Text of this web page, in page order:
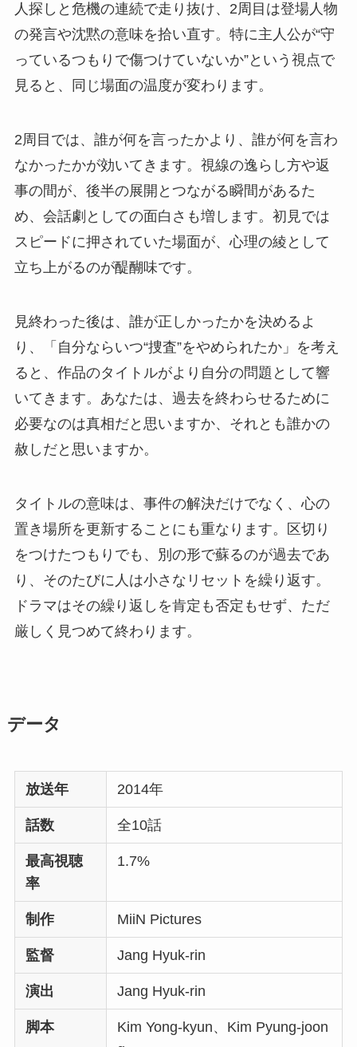
人探しと危機の連続で走り抜け、2周目は登場人物
の発言や沈黙の意味を拾い直す。特に主人公が“守
っているつもりで傷つけていないか”という視点で
見ると、同じ場面の温度が変わります。
2周目では、誰が何を言ったかより、誰が何を言わ
なかったかが効いてきます。視線の逸らし方や返
事の間が、後半の展開とつながる瞬間があるた
め、会話劇としての面白さも増します。初見では
スピードに押されていた場面が、心理の綾として
立ち上がるのが醍醐味です。
見終わった後は、誰が正しかったかを決めるよ
り、「自分ならいつ“捜査”をやめられたか」を考え
ると、作品のタイトルがより自分の問題として響
いてきます。あなたは、過去を終わらせるために
必要なのは真相だと思いますか、それとも誰かの
赦しだと思いますか。
タイトルの意味は、事件の解決だけでなく、心の
置き場所を更新することにも重なります。区切り
をつけたつもりでも、別の形で蘇るのが過去であ
り、そのたびに人は小さなリセットを繰り返す。
ドラマはその繰り返しを肯定も否定もせず、ただ
厳しく見つめて終わります。
データ
放送年 2014年
話数 全10話
最高視聴
率
1.7%
制作 MiiN Pictures
監督 Jang Hyuk-rin
演出 Jang Hyuk-rin
脚本
Kim Yong-kyun、Kim Pyung-joon